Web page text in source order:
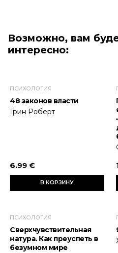
Возможно, вам
интересно:
ПСИХОЛОГИЯ
48 законов власти
Грин Роберт
6.99 €
В КОРЗИНУ
ПСИХОЛОГИЯ
Сверхчувствительная
натура. Как преуспеть в
безумном мире